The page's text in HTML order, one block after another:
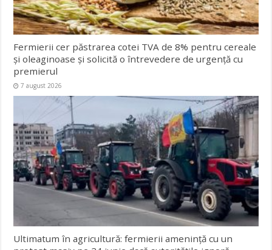
Fermierii cer păstrarea cotei TVA de 8% pentru cereale
și oleaginoase și solicită o întrevedere de urgență cu
premierul
7 august 2026
Ultimatum în agricultură: fermierii amenință cu un